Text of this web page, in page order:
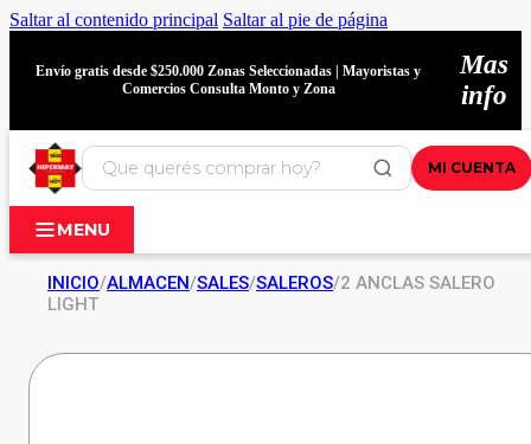
Saltar al contenido principal Saltar al pie de página
Envío gratis desde $250.000 Zonas Seleccionadas | Mayoristas y
Comercios Consulta Monto y Zona
Mas
info
MI CUENTA
MENU
INICIO/ALMACEN/SALES/SALEROS/2 ANCLAS SALERO
LIGHT